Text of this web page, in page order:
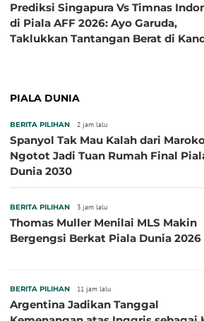
Prediksi Singapura Vs Timnas
di Piala AFF 2026: Ayo Garuda,
Taklukkan Tantangan Berat di
PIALA DUNIA
BERITA PILIHAN 2 jam lalu
Spanyol Tak Mau Kalah dari
Ngotot Jadi Tuan Rumah Final
Dunia 2030
BERITA PILIHAN 3 jam lalu
Thomas Muller Menilai MLS Makin
Bergengsi Berkat Piala Dunia 2026
BERITA PILIHAN 11 jam lalu
Argentina Jadikan Tanggal